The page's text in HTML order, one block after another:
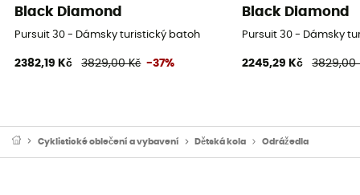
Black Diamond
Pursuit 30 - Dámsky turistický batoh
2382,19 Kč 3829,00 Kč -37%
Black Diamond
Pursuit 30 - Dámsky
2245,29 Kč 3829,00
Cyklistické oblečení a vybavení Dětská kola Odrážedla